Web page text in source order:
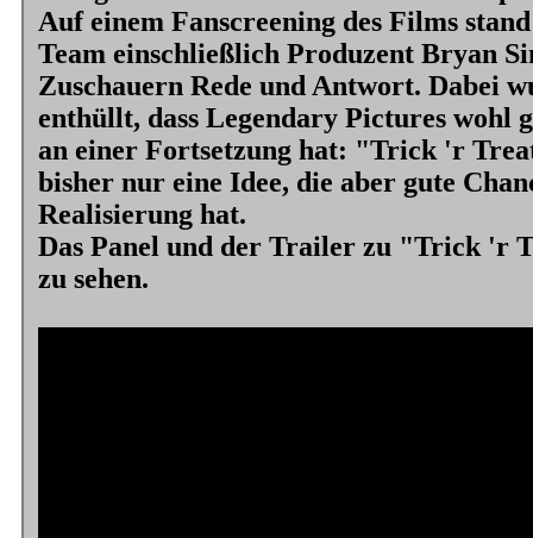
Auf einem Fanscreening des Films stand
Team einschließlich Produzent Bryan
Zuschauern Rede und Antwort. Dabei
enthüllt, dass Legendary Pictures wohl
an einer Fortsetzung hat: "Trick 'r
bisher nur eine Idee, die aber gute
Realisierung hat.
Das Panel und der Trailer zu "Trick 'r
zu sehen.